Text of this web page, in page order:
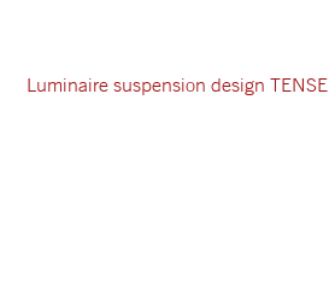
Luminaire suspension design TENSE